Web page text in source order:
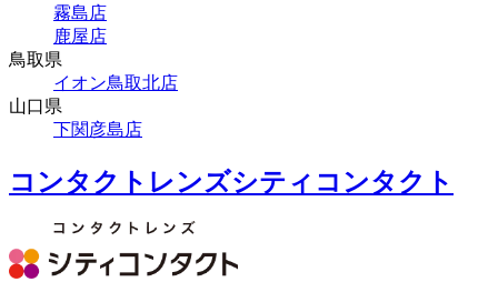
霧島店
鹿屋店
鳥取県
イオン鳥取北店
山口県
下関彦島店
コンタクトレンズシティコンタクト